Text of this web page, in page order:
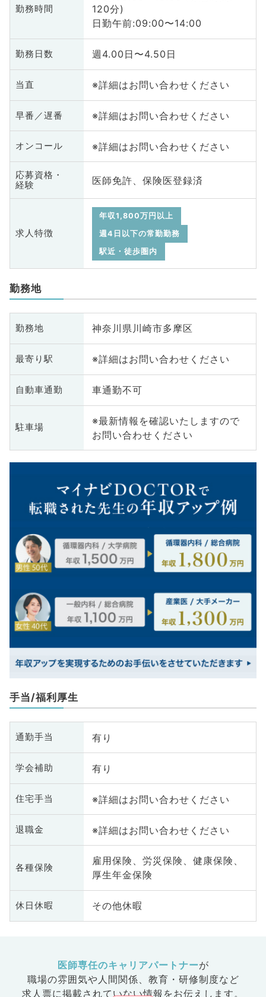
勤務時間
120分)
日勤午前:09:00〜14:00
勤務日数 週4.00日〜4.50日
当直 ※詳細はお問い合わせください
早番／遅番 ※詳細はお問い合わせください
オンコール ※詳細はお問い合わせください
応募資格・
経験
医師免許、保険医登録済
求人特徴
年収1,800万円以上
週4日以下の常勤勤務
駅近・徒歩圏内
勤務地
勤務地 神奈川県川崎市多摩区
最寄り駅 ※詳細はお問い合わせください
自動車通勤 車通勤不可
駐車場
※最新情報を確認いたしますので
お問い合わせください
手当/福利厚生
通勤手当 有り
学会補助 有り
住宅手当 ※詳細はお問い合わせください
退職金 ※詳細はお問い合わせください
各種保険
雇用保険、労災保険、健康保険、
厚生年金保険
休日休暇 その他休暇
医師専任のキャリアパートナーが
職場の雰囲気や人間関係、 教育・研修制度など
求人票に掲載されていない情報をお伝えします。